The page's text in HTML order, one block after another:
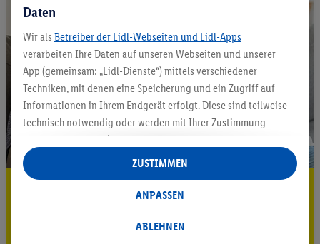
5.95 € Versand sparen³²ᵃ
Daten
Wir als Betreiber der Lidl-Webseiten und Lidl-Apps
verarbeiten Ihre Daten auf unseren Webseiten und unserer
App (gemeinsam: „Lidl-Dienste“) mittels verschiedener
Techniken, mit denen eine Speicherung und ein Zugriff auf
Informationen in Ihrem Endgerät erfolgt. Diese sind teilweise
technisch notwendig oder werden mit Ihrer Zustimmung -
auch durch Partner (u.a.
Verantwortliche; im Zusammenhang mit dem IAB TCF
insgesamt
Statistik-Erstellung oder für personalisierte Werbung
Datenverarbeitungen für personalisierte Werbung werden
ABLEHNEN
ANPASSEN
ZUSTIMMEN